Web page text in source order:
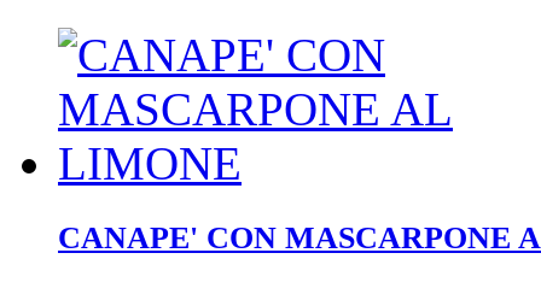
CANAPE' CON MASCARPONE